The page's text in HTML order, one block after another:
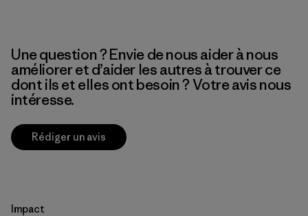
Une question ? Envie de nous aider à nous
améliorer et d’aider les autres à trouver ce
dont ils et elles ont besoin ? Votre avis nous
intéresse.
Rédiger un avis
Impact